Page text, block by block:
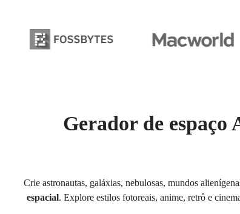
Gerador de espaço
Crie astronautas, galáxias, nebulosas, mundos
espacial. Explore estilos fotoreais, anime, retrô e